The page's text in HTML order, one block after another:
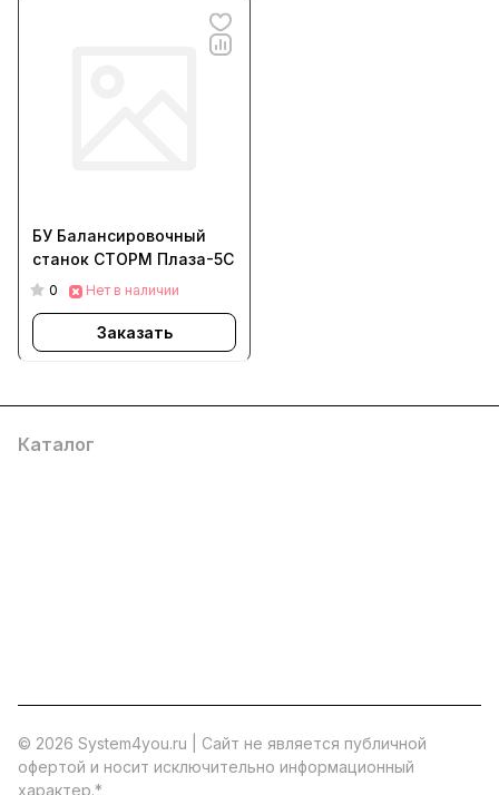
БУ Балансировочный
станок СТОРМ Плаза-5С
0 Нет в наличии
Заказать
Каталог
© 2026 System4you.ru | Cайт не является публичной
офертой и носит исключительно информационный
характер.*